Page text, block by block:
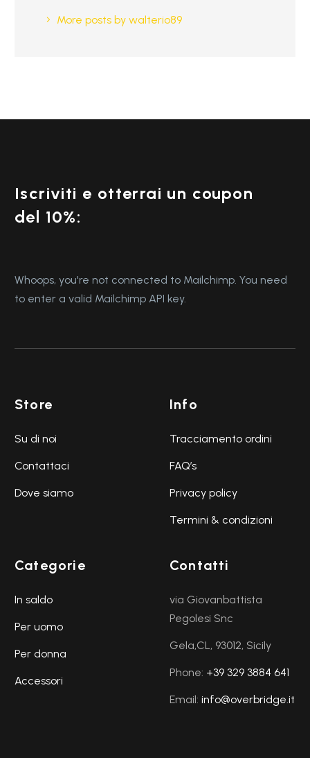
More posts by walterio89
Iscriviti e otterrai un coupon
del 10%:
Whoops, you're not connected to Mailchimp. You need
to enter a valid Mailchimp API key.
Store
Su di noi
Contattaci
Dove siamo
Info
Tracciamento ordini
FAQ’s
Privacy policy
Termini & condizioni
Categorie
In saldo
Per uomo
Per donna
Accessori
Contatti
via Giovanbattista
Pegolesi Snc
Gela,CL, 93012, Sicily
Phone: +39 329 3884 641
Email: info@overbridge.it